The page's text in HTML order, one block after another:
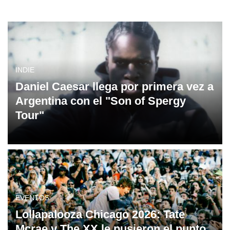
INDIE
Daniel Caesar llega por primera vez a
Argentina con el "Son of Spergy
Tour"
EVENTOS
Lollapalooza Chicago 2026: Tate